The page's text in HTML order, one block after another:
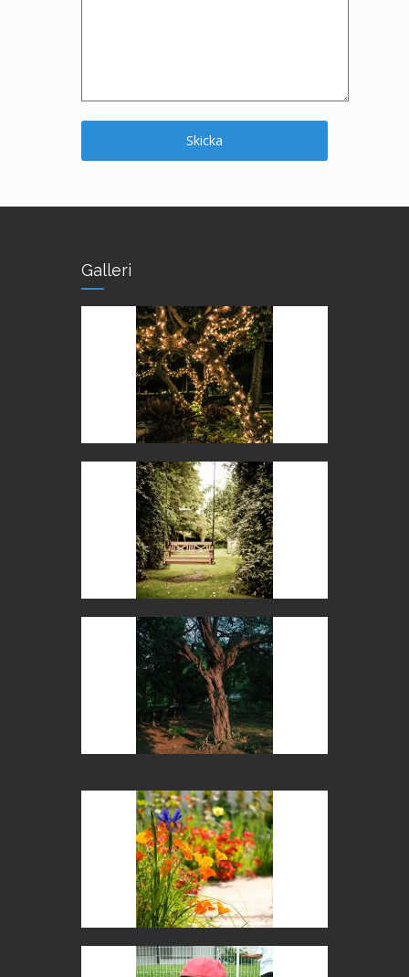
Galleri